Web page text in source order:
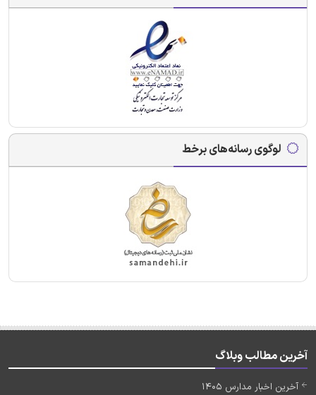
لوگوی رسانه‌های برخط
آخرین مطالب وبلاگ
آخرین اخبار مدارس 1405